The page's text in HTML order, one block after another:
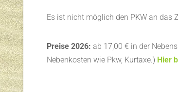
Es ist nicht möglich den PKW an das
Preise 2026: ab 17,00 € in der
Nebenkosten wie Pkw, Kurtaxe.) Hier